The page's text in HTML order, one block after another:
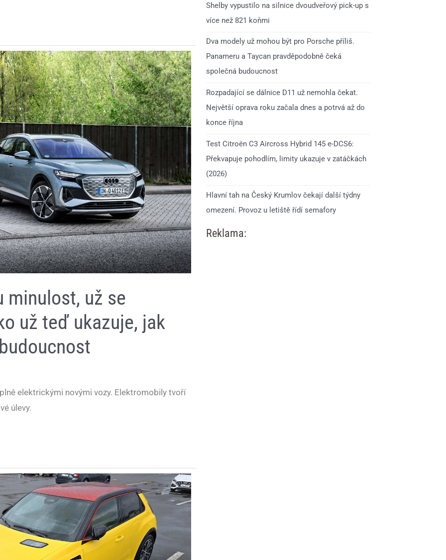
minulost, už se
už teď ukazuje, jak
elektrickými novými vozy. Elektromobily tvoří
úlevy.
Shelby vypustilo na silnice dvoudveřový pick-up s
více než 821 koňmi
Dva modely už mohou být pro Porsche příliš.
Panameru a Taycan pravděpodobně čeká
společná budoucnost
Rozpadající se dálnice D11 už nemohla čekat.
Největší oprava roku začala dnes a potrvá až do
konce října
Test Citroën C3 Aircross Hybrid 145 e-DCS6:
Překvapuje pohodlím, limity ukazuje v zatáčkách
(2026)
Hlavní tah na Český Krumlov čekají další týdny
omezení. Provoz u letiště řídí semafory
Reklama: